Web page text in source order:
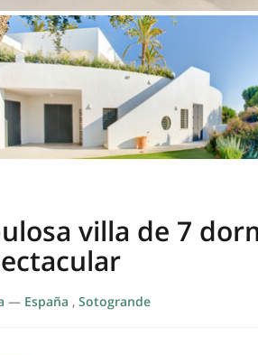
villa de 7
— España , Sotogrande